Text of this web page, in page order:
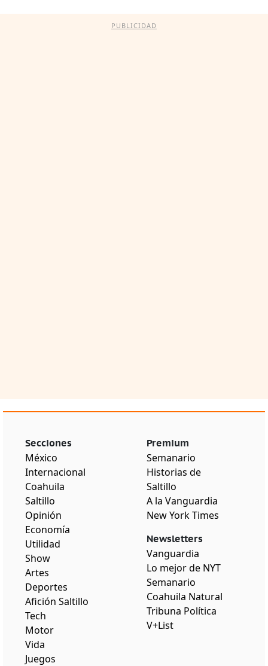
PUBLICIDAD
Secciones
México
Internacional
Coahuila
Saltillo
Opinión
Economía
Utilidad
Show
Artes
Deportes
Afición Saltillo
Tech
Motor
Vida
Juegos
Premium
Semanario
Historias de
Saltillo
A la Vanguardia
New York Times
Newsletters
Vanguardia
Lo mejor de NYT
Semanario
Coahuila Natural
Tribuna Política
V+List